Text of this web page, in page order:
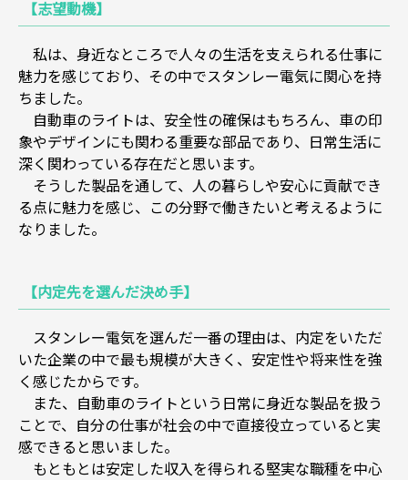
【志望動機】
私は、身近なところで人々の生活を支えられる仕事に
魅力を感じており、その中でスタンレー電気に関心を持
ちました。
自動車のライトは、安全性の確保はもちろん、車の印
象やデザインにも関わる重要な部品であり、日常生活に
深く関わっている存在だと思います。
そうした製品を通して、人の暮らしや安心に貢献でき
る点に魅力を感じ、この分野で働きたいと考えるように
なりました。
【内定先を選んだ決め手】
スタンレー電気を選んだ一番の理由は、内定をいただ
いた企業の中で最も規模が大きく、安定性や将来性を強
く感じたからです。
また、自動車のライトという日常に身近な製品を扱う
ことで、自分の仕事が社会の中で直接役立っていると実
感できると思いました。
もともとは安定した収入を得られる堅実な職種を中心